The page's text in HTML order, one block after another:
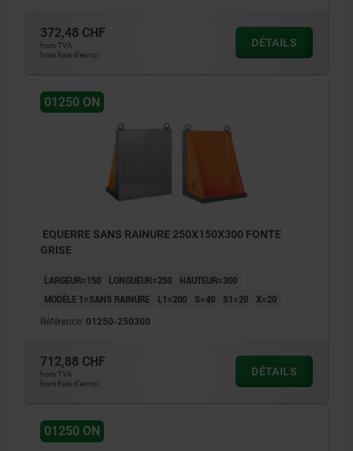
372,48 CHF
hors TVA
hors frais d’envoi
DÉTAILS
01250 ON
EQUERRE SANS RAINURE 250X150X300 FONTE
GRISE
LARGEUR=150 LONGUEUR=250
HAUTEUR=300
MODÈLE 1=SANS RAINURE
L1=200 S=40 S1=20 X=20
Référence: 01250-250300
712,88 CHF
hors TVA
hors frais d’envoi
DÉTAILS
01250 ON